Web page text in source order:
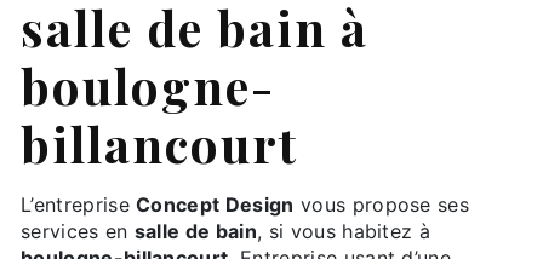
salle de bain à
boulogne-
billancourt
L’entrepriseConcept Design vous propose ses
services en salle de bain, si vous habitez à